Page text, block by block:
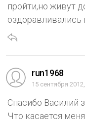
пройти,но живут
оздоравливались
run1968
15 сентября
Спасибо Василий
Что касается